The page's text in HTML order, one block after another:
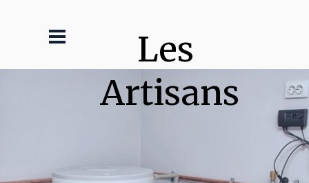
Les
Artisans